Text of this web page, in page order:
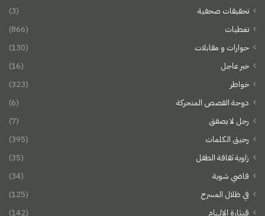
تحقيقات صحفية
(3)
تغطيات
(866)
حوارات و مقابلات
(130)
خبر عاجل
(16)
خواطر
(323)
دوحة القصص المتحركة
(6)
رجل لا يصفق
(7)
رحيق الكلمات
(395)
زاوية ثقافة الطفل
(35)
فاضي شوية
(34)
في ظلال المسرح
(125)
قيثارة الإلهام
(142)